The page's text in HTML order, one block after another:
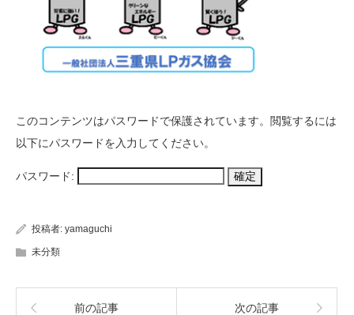
このコンテンツはパスワードで保護されています。閲覧するには
以下にパスワードを入力してください。
パスワード:
投稿者: yamaguchi
未分類
前の記事 次の記事